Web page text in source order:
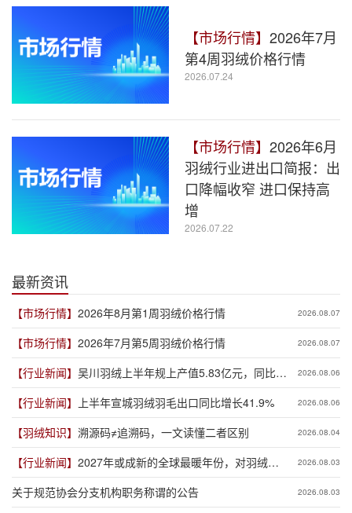
【市场行情】 2026年7月
第4周羽绒价格行情
2026.07.24
【市场行情】 2026年6月
羽绒行业进出口简报：出
口降幅收窄 进口保持高
增
2026.07.22
最新资讯
【市场行情】 2026年8月第1周羽绒价格行情 2026.08.07
【市场行情】 2026年7月第5周羽绒价格行情 2026.08.07
【行业新闻】 吴川羽绒上半年规上产值5.83亿元，同比增
长19.3%
2026.08.06
【行业新闻】 上半年宣城羽绒羽毛出口同比增长41.9% 2026.08.06
【羽绒知识】 溯源码≠追溯码，一文读懂二者区别 2026.08.04
【行业新闻】 2027年或成新的全球最暖年份，对羽绒产
业有何影响？
2026.08.03
关于规范协会分支机构职务称谓的公告 2026.08.03